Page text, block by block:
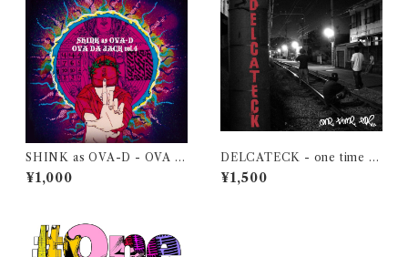
SHINK as OVA-D - OVA D
A JACK vol.4【CD-R】
¥1,000
DELCATECK - one time fo
r【CD】
¥1,500